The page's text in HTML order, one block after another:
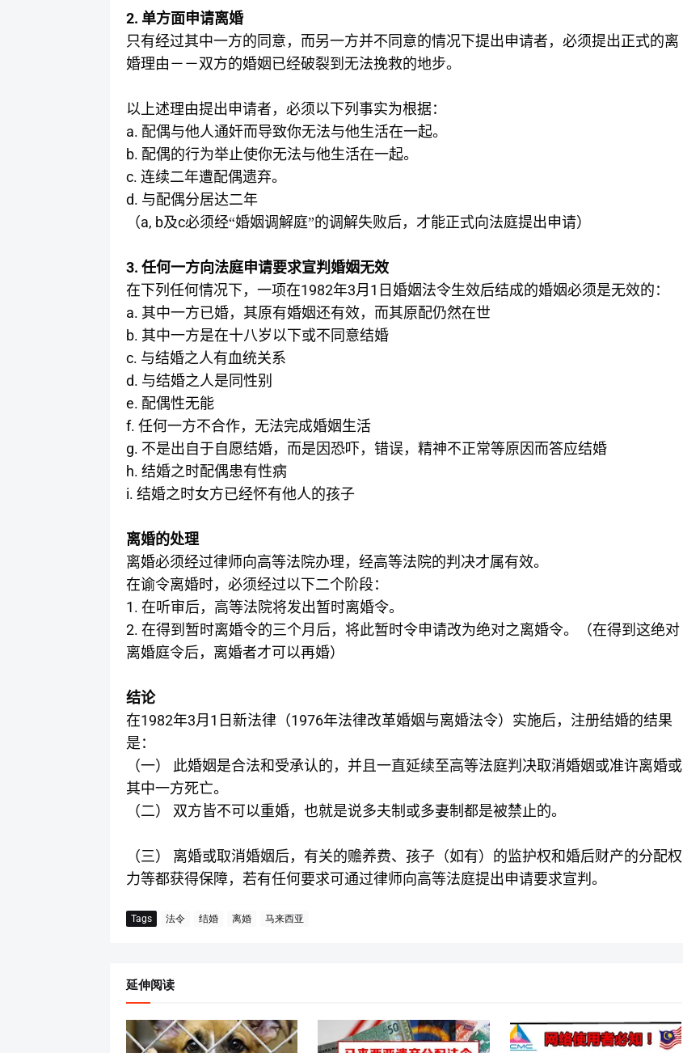
2. 单方面申请离婚
只有经过其中一方的同意，而另一方并不同意的情况下提出申请者，必须提出正式的离
婚理由－－双方的婚姻已经破裂到无法挽救的地步。
以上述理由提出申请者，必须以下列事实为根据：
a. 配偶与他人通奸而导致你无法与他生活在一起。
b. 配偶的行为举止使你无法与他生活在一起。
c. 连续二年遭配偶遗弃。
d. 与配偶分居达二年
（a, b及c必须经“婚姻调解庭”的调解失败后，才能正式向法庭提出申请）
3. 任何一方向法庭申请要求宣判婚姻无效
在下列任何情况下，一项在1982年3月 1 日婚姻法令生效后结成的婚姻必须是无效的：
a. 其中一方已婚，其原有婚姻还有效，而其原配仍然在世
b. 其中一方是在十八岁以下或不同意结婚
c. 与结婚之人有血统关系
d. 与结婚之人是同性别
e. 配偶性无能
f. 任何一方不合作，无法完成婚姻生活
g. 不是出自于自愿结婚，而是因恐吓，错误，精神不正常等原因而答应结婚
h. 结婚之时配偶患有性病
i. 结婚之时女方已经怀有他人的孩子
离婚的处理
离婚必须经过律师向高等法院办理，经高等法院的判决才属有效。
在谕令离婚时，必须经过以下二个阶段：
1. 在听审后，高等法院将发出暂时离婚令。
2. 在得到暂时离婚令的三个月后，将此暂时令申请改为绝对之离婚令。（在得到这绝对
离婚庭令后，离婚者才可以再婚）
结论
在1982年3月 1 日新法律（1976年法律改革婚姻与离婚法令）实施后，注册结婚的结果
是：
（一）
此婚姻是合法和受承认的，并且一直延续至高等法庭判决取消婚姻或准许离婚或
其中一方死亡。
（二）
双方皆不可以重婚，也就是说多夫制或多妻制都是被禁止的。
（三）
离婚或取消婚姻后，有关的赡养费、孩子（如有）的监护权和婚后财产的分配权
力等都获得保障，若有任何要求可通过律师向高等法庭提出申请要求宣判。
Tags 法令 结婚 离婚 马来西亚
延伸阅读